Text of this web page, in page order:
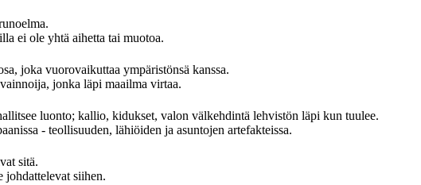
ei ole yhtä aihetta tai muotoa.
joka vuorovaikuttaa ympäristönsä kanssa.
jonka läpi maailma virtaa.
luonto; kallio, kidukset, valon välkehdintä lehvistön läpi kun tuulee.
- teollisuuden, lähiöiden ja asuntojen artefakteissa.
sitä.
siihen.